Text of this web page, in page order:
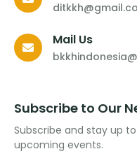
Mail Us
Subscribe to Our
Subscribe and stay up
upcoming events.